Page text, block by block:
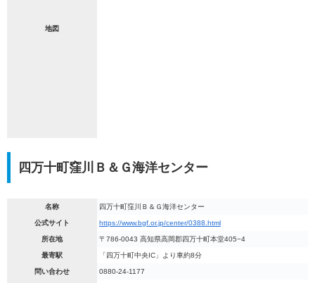
地図
四万十町窪川Ｂ＆Ｇ海洋センター
名称 四万十町窪川Ｂ＆Ｇ海洋センター
公式サイト https://www.bgf.or.jp/center/0388.html
所在地 〒786-0043 高知県高岡郡四万十町本堂405−4
最寄駅 「四万十町中央IC」より車約8分
問い合わせ 0880-24-1177